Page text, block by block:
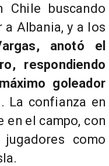
Chile buscando
a Albania, y a los
anotó el
respondiendo
goleador
. La confianza en
en el campo, con
como